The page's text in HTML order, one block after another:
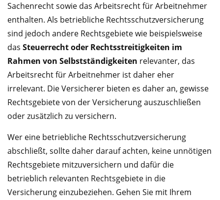
Sachenrecht sowie das Arbeitsrecht für Arbeitnehmer
enthalten. Als betriebliche Rechtsschutzversicherung
sind jedoch andere Rechtsgebiete wie beispielsweise
das Steuerrecht oder Rechtsstreitigkeiten im
Rahmen von Selbstständigkeiten relevanter, das
Arbeitsrecht für Arbeitnehmer ist daher eher
irrelevant. Die Versicherer bieten es daher an, gewisse
Rechtsgebiete von der Versicherung auszuschließen
oder zusätzlich zu versichern.
Wer eine betriebliche Rechtsschutzversicherung
abschließt, sollte daher darauf achten, keine unnötigen
Rechtsgebiete mitzuversichern und dafür die
betrieblich relevanten Rechtsgebiete in die
Versicherung einzubeziehen. Gehen Sie mit Ihrem